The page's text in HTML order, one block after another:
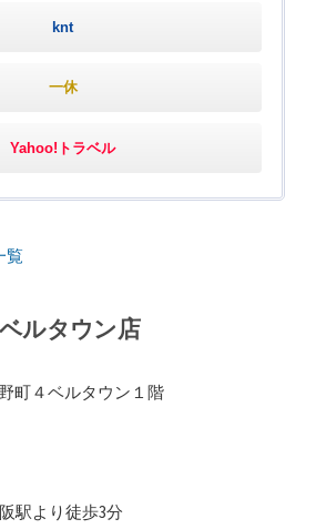
knt
一休
Yahoo!トラベル
覧
ルタウン店
町４ベルタウン１階
駅より徒歩3分